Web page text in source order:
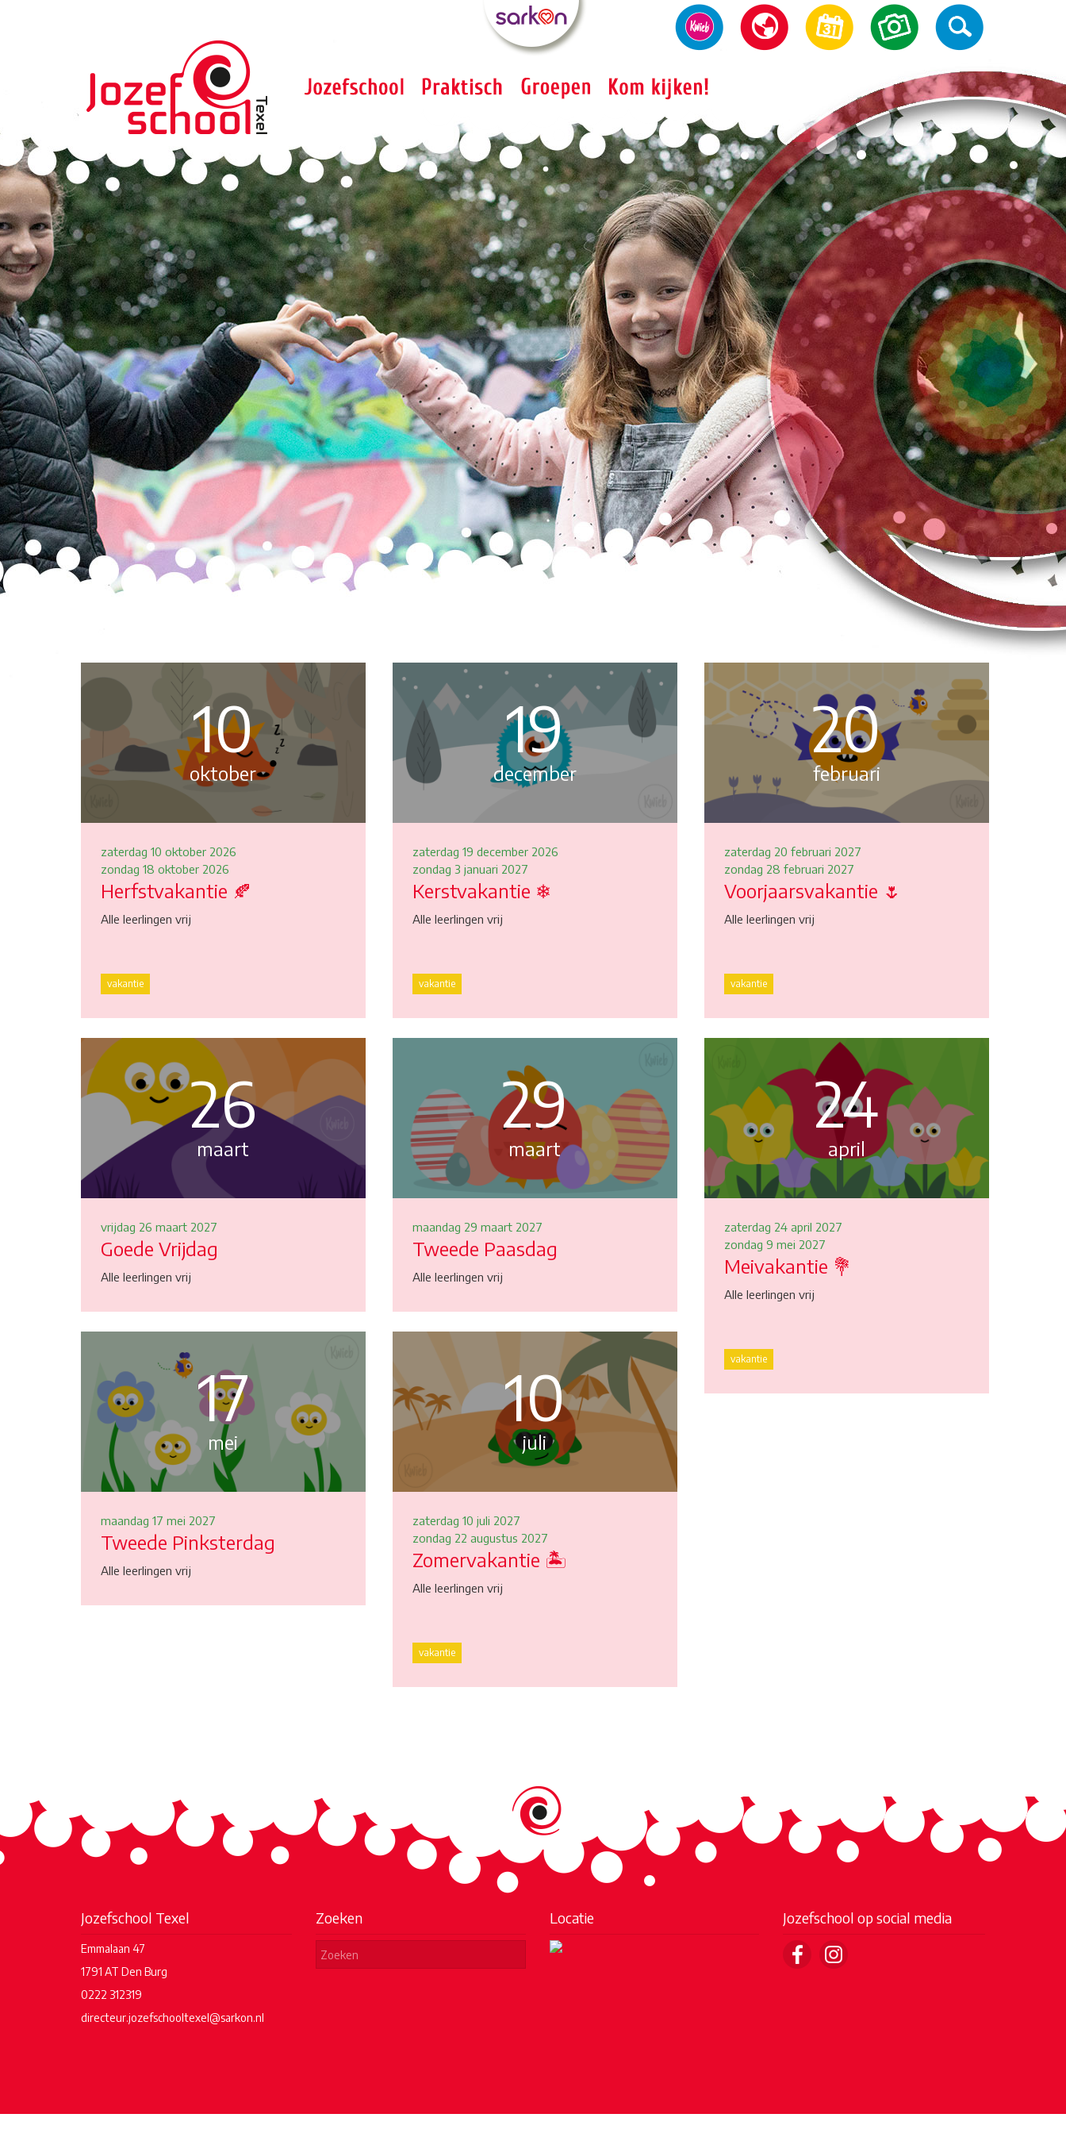
10
oktober
zaterdag 10 oktober 2026
zondag 18 oktober 2026
Herfstvakantie 🍂
Alle leerlingen vrij
vakantie
19
december
zaterdag 19 december 2026
zondag 3 januari 2027
Kerstvakantie ❄
Alle leerlingen vrij
vakantie
20
februari
zaterdag 20 februari 2027
zondag 28 februari 2027
Voorjaarsvakantie 🌷
Alle leerlingen vrij
vakantie
26
maart
vrijdag 26 maart 2027
Goede Vrijdag
Alle leerlingen vrij
29
maart
maandag 29 maart 2027
Tweede Paasdag
Alle leerlingen vrij
24
april
zaterdag 24 april 2027
zondag 9 mei 2027
Meivakantie 💐
Alle leerlingen vrij
vakantie
17
mei
maandag 17 mei 2027
Tweede Pinksterdag
Alle leerlingen vrij
10
juli
zaterdag 10 juli 2027
zondag 22 augustus 2027
Zomervakantie 🏝
Alle leerlingen vrij
vakantie
Jozefschool Texel
Emmalaan 47
1791 AT Den Burg
0222 312319
directeur.jozefschooltexel@sarkon.nl
Zoeken Locatie Jozefschool op social media